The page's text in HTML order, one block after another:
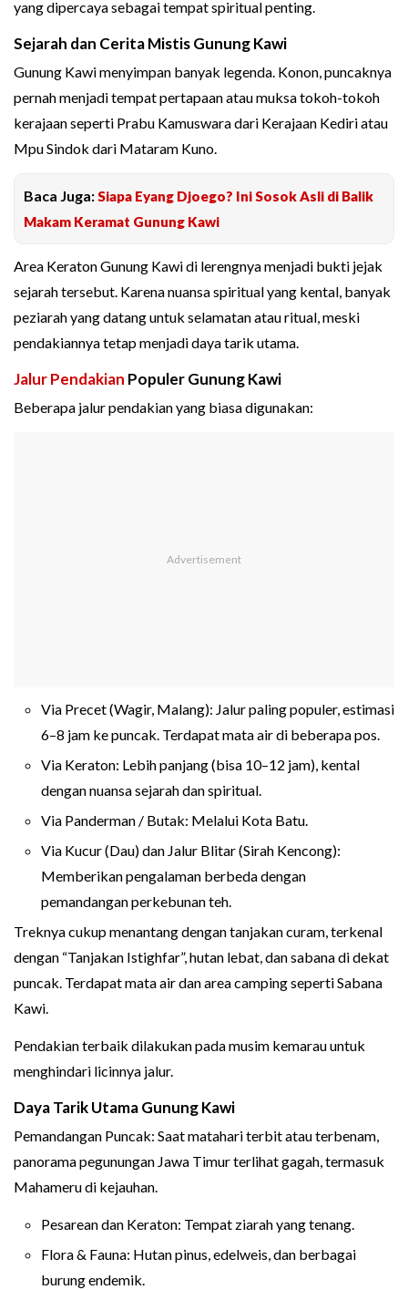
yang dipercaya sebagai tempat spiritual penting.
Sejarah dan Cerita Mistis Gunung Kawi
Gunung Kawi menyimpan banyak legenda. Konon, puncaknya
pernah menjadi tempat pertapaan atau muksa tokoh-tokoh
kerajaan seperti Prabu Kamuswara dari Kerajaan Kediri atau
Mpu Sindok dari Mataram Kuno.
Baca Juga:Siapa Eyang Djoego? Ini Sosok Asli di Balik
Makam Keramat Gunung Kawi
Area Keraton Gunung Kawi di lerengnya menjadi bukti jejak
sejarah tersebut. Karena nuansa spiritual yang kental, banyak
peziarah yang datang untuk selamatan atau ritual, meski
pendakiannya tetap menjadi daya tarik utama.
Jalur Pendakian Populer Gunung Kawi
Beberapa jalur pendakian yang biasa digunakan:
Via Precet (Wagir, Malang): Jalur paling populer, estimasi
6–8 jam ke puncak. Terdapat mata air di beberapa pos.
Via Keraton: Lebih panjang (bisa 10–12 jam), kental
dengan nuansa sejarah dan spiritual.
Via Panderman / Butak: Melalui Kota Batu.
Via Kucur (Dau) dan Jalur Blitar (Sirah Kencong):
Memberikan pengalaman berbeda dengan
pemandangan perkebunan teh.
Treknya cukup menantang dengan tanjakan curam, terkenal
dengan “Tanjakan Istighfar”, hutan lebat, dan sabana di dekat
puncak. Terdapat mata air dan area camping seperti Sabana
Kawi.
Pendakian terbaik dilakukan pada musim kemarau untuk
menghindari licinnya jalur.
Daya Tarik Utama Gunung Kawi
Pemandangan Puncak: Saat matahari terbit atau terbenam,
panorama pegunungan Jawa Timur terlihat gagah, termasuk
Mahameru di kejauhan.
Pesarean dan Keraton: Tempat ziarah yang tenang.
Flora & Fauna: Hutan pinus, edelweis, dan berbagai
burung endemik.